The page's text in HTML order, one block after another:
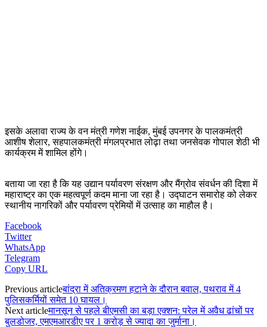
इसके अलावा राज्य के वन मंत्री गणेश नाईक, मुंबई उपनगर के पालकमंत्री
आशीष शेलार, सहपालकमंत्री मंगलप्रभात लोढ़ा तथा जनसेवक गोपाल शेठी भी
कार्यक्रम में शामिल होंगे।
बताया जा रहा है कि यह उद्यान पर्यावरण संरक्षण और मैंग्रोव संवर्धन की दिशा में
महाराष्ट्र का एक महत्वपूर्ण कदम माना जा रहा है। उद्घाटन समारोह को लेकर
स्थानीय नागरिकों और पर्यावरण प्रेमियों में उत्साह का माहौल है।
Facebook
Twitter
WhatsApp
Telegram
Copy URL
Previous articleबांद्रा में अतिक्रमण हटाने के दौरान बवाल, पथराव में 4
पुलिसकर्मियों समेत 10 घायल।
Next articleमानसून से पहले बीएमसी का बड़ा एक्शन: परेल में अवैध ढांचों पर
बुलडोजर, एमएमआरडीए पर 1 करोड़ से ज्यादा का जुर्माना।